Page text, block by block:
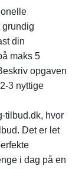
din
maks 5
opgaven
3 nyttige
tilbud.dk, hvor
Det er let
i dag på en